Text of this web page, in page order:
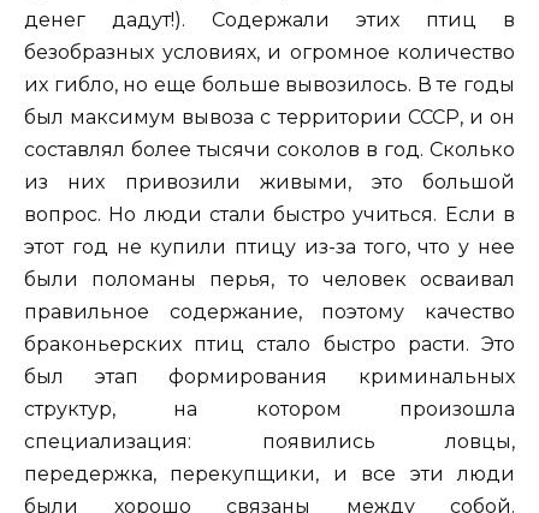
денег дадут!). Содержали этих птиц в
безобразных условиях, и огромное количество
их гибло, но еще больше вывозилось. В те годы
был максимум вывоза с территории СССР, и он
составлял более тысячи соколов в год. Сколько
из них привозили живыми, это большой
вопрос. Но люди стали быстро учиться. Если в
этот год не купили птицу из-за того, что у нее
были поломаны перья, то человек осваивал
правильное содержание, поэтому качество
браконьерских птиц стало быстро расти. Это
был этап формирования криминальных
структур, на котором произошла
специализация: появились ловцы,
передержка, перекупщики, и все эти люди
были хорошо связаны между собой.